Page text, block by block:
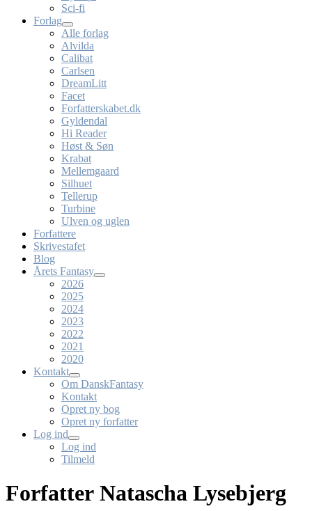
Sci-fi
Forlag
Alle forlag
Alvilda
Calibat
Carlsen
DreamLitt
Facet
Forfatterskabet.dk
Gyldendal
Hi Reader
Høst & Søn
Krabat
Mellemgaard
Silhuet
Tellerup
Turbine
Ulven og uglen
Forfattere
Skrivestafet
Blog
Årets Fantasy
2026
2025
2024
2023
2022
2021
2020
Kontakt
Om DanskFantasy
Kontakt
Opret ny bog
Opret ny forfatter
Log ind
Log ind
Tilmeld
Forfatter Natascha Lysebjerg